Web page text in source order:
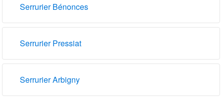
Serrurier Bénonces
Serrurier Pressiat
Serrurier Arbigny